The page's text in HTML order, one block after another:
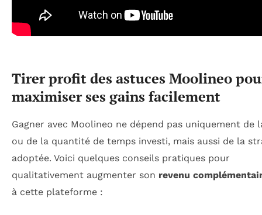
Tirer profit des astuces Moolineo
maximiser ses gains facilement
Gagner avec Moolineo ne dépend pas uniquement de
ou de la quantité de temps investi, mais aussi de la
adoptée. Voici quelques conseils pratiques pour
qualitativement augmenter son revenu
à cette plateforme :